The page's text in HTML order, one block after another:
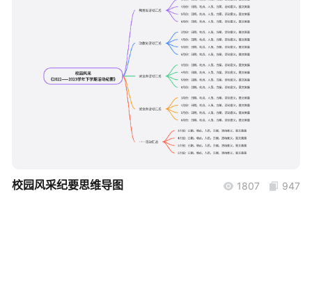
boardmix
校园风采纪要思维导图 1807 947